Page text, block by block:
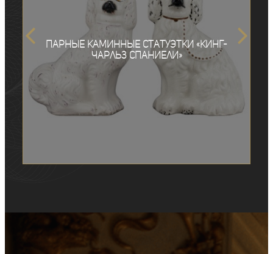
Парные каминные статуэтки «Кинг-
Чарльз спаниели»